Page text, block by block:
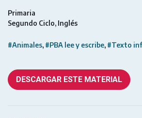
Primaria
Segundo Ciclo Inglés
#Animales #PBA lee y escribe #Texto
DESCARGAR ESTE MATERIAL